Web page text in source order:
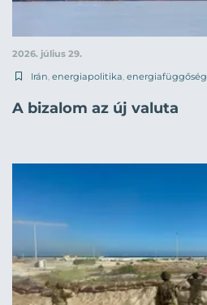
2026. július 29.
Irán, energiapolitika, energiafüggőség
A bizalom az új valuta